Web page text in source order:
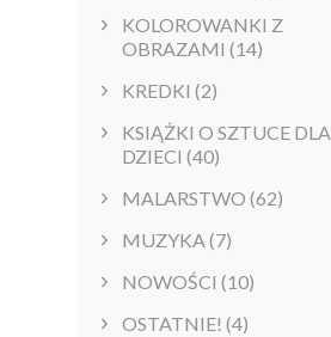
KOLOROWANKI Z
OBRAZAMI (14)
KREDKI (2)
KSIĄŻKI O SZTUCE DLA
DZIECI (40)
MALARSTWO (62)
MUZYKA (7)
NOWOŚCI (10)
OSTATNIE! (4)